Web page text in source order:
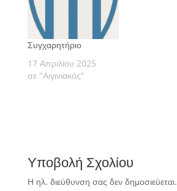
Συγχαρητήριο
17 Απριλίου 2025
σε "Αιγινιακός"
Υποβολή Σχολίου
Η ηλ. διεύθυνση σας δεν δημοσιεύεται.